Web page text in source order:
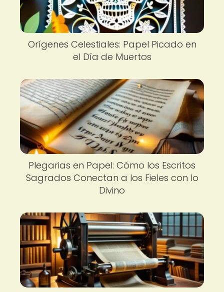
Orígenes Celestiales: Papel Picado en
el Día de Muertos
Plegarias en Papel: Cómo los Escritos
Sagrados Conectan a los Fieles con lo
Divino